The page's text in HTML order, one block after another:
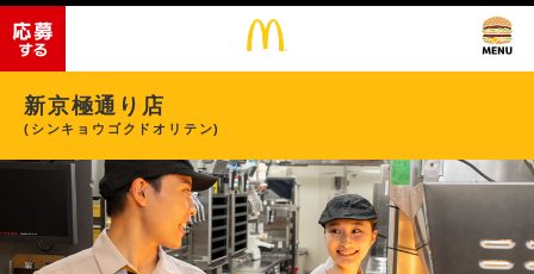
新京極通り店
(シンキョウゴクドオリテン)